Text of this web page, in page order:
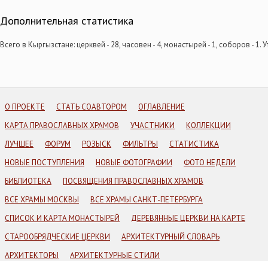
Дополнительная статистика
Всего в Кыргызстане: церквей - 28, часовен - 4, монастырей - 1, соборов - 1.
О ПРОЕКТЕ СТАТЬ СОАВТОРОМ
ОГЛАВЛЕНИЕ
КАРТА ПРАВОСЛАВНЫХ ХРАМОВ
УЧАСТНИКИ
КОЛЛЕКЦИИ
ЛУЧШЕЕ
ФОРУМ РОЗЫСК ФИЛЬТРЫ
СТАТИСТИКА
НОВЫЕ ПОСТУПЛЕНИЯ
НОВЫЕ ФОТОГРАФИИ
ФОТО НЕДЕЛИ
БИБЛИОТЕКА
ПОСВЯЩЕНИЯ ПРАВОСЛАВНЫХ ХРАМОВ
ВСЕ ХРАМЫ МОСКВЫ
ВСЕ ХРАМЫ САНКТ-ПЕТЕРБУРГА
СПИСОК И КАРТА МОНАСТЫРЕЙ
ДЕРЕВЯННЫЕ ЦЕРКВИ НА КАРТЕ
СТАРООБРЯДЧЕСКИЕ ЦЕРКВИ
АРХИТЕКТУРНЫЙ СЛОВАРЬ
АРХИТЕКТОРЫ
АРХИТЕКТУРНЫЕ СТИЛИ